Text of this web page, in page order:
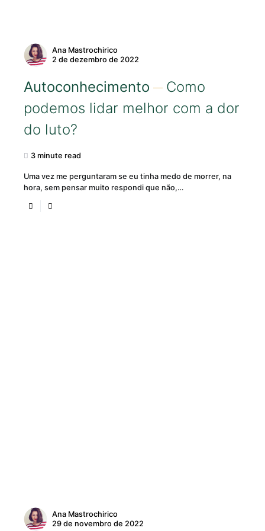
Ana Mastrochirico
2 de dezembro de 2022
Autoconhecimento
Como
podemos lidar melhor com a dor
do luto?
3 minute read
Uma vez me perguntaram se eu tinha medo de morrer, na
hora, sem pensar muito respondi que não,…
Ana Mastrochirico
29 de novembro de 2022